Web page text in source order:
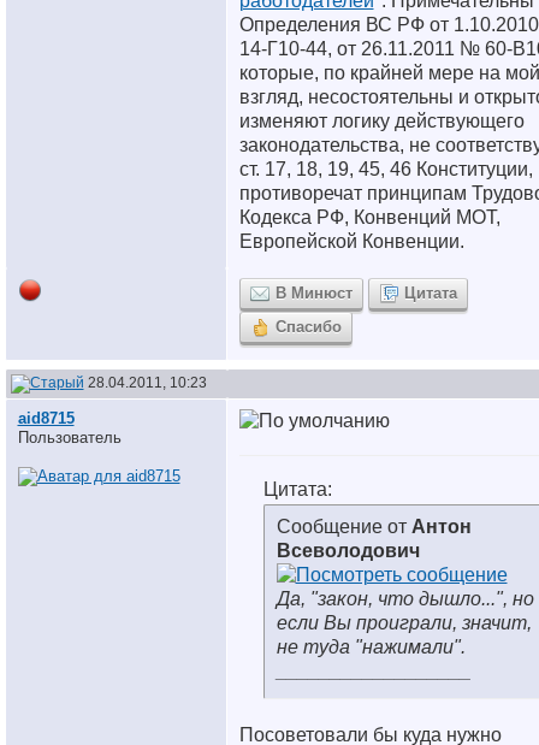
Определения ВС РФ от
14-Г10-44, от 26.11.2011 № 60-
которые, по крайней мере на мой
взгляд, несостоятельны и
изменяют логику действующего
законодательства, не
ст. 17, 18, 19, 45, 46 Конституции,
противоречат принципам
Кодекса РФ, Конвенций МОТ,
Европейской Конвенции.
В Минюст
Цитата
Спасибо
28.04.2011, 10:23
aid8715
Пользователь
Цитата:
Сообщение от Антон
Всеволодович
Да, "закон, что дышло...", но
если Вы проиграли, значит,
не туда "нажимали".
Посоветовали бы куда нужно